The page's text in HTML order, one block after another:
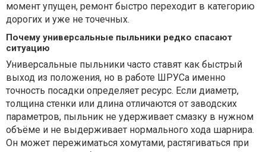
момент упущен, ремонт быстро переходит в категорию
дорогих и уже не точечных.
Почему универсальные пыльники редко спасают
ситуацию
Универсальные пыльники часто ставят как быстрый
выход из положения, но в работе ШРУСа именно
точность посадки определяет ресурс. Если диаметр,
толщина стенки или длина отличаются от заводских
параметров, пыльник не удерживает смазку в нужном
объёме и не выдерживает нормального хода шарнира.
Он может пережиматься хомутами, растягиваться при